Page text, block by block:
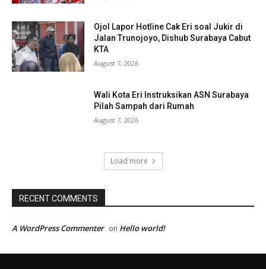
Ojol Lapor Hotline Cak Eri soal Jukir di
Jalan Trunojoyo, Dishub Surabaya Cabut
KTA
August 7, 2026
Wali Kota Eri Instruksikan ASN Surabaya
Pilah Sampah dari Rumah
August 7, 2026
Load more
RECENT COMMENTS
A WordPress Commenter on Hello world!